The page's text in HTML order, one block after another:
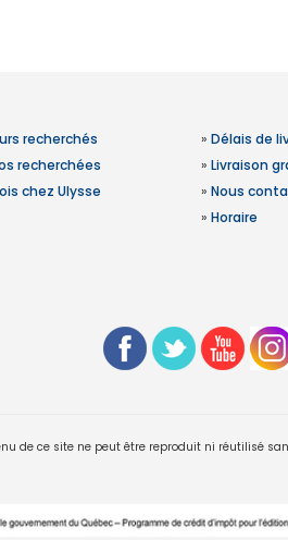
recherchés
recherchées
chez Ulysse
» Délais de
» Livraison
» Nous
» Horaire
de ce site ne peut être reproduit ni réutilisé